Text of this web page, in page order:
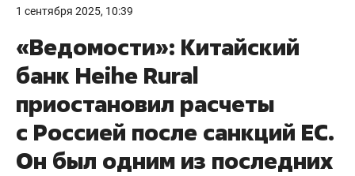
1 сентября 2025, 10:39
«Ведомости»: Китайский
банк Heihe Rural
приостановил расчеты
с Россией после санкций ЕС.
Он был одним из последних